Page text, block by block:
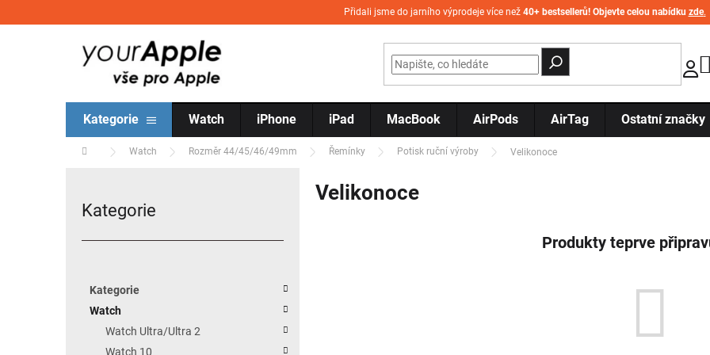
Přidali jsme do jarního výprodeje více než 40+ bestsellerů! Objevte celou nabídku zde.
Kategorie Watch iPhone iPad MacBook AirPods AirTag Ostatní značky
Domů Watch Rozměr 44/45/46/49mm Řemínky Potisk ruční výroby Velikonoce
Přeskočit kategorie
Kategorie
Kategorie
Watch
Watch Ultra/Ultra 2
Watch 10
Velikonoce
Produkty teprve